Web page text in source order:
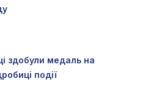
здобули медаль на
події